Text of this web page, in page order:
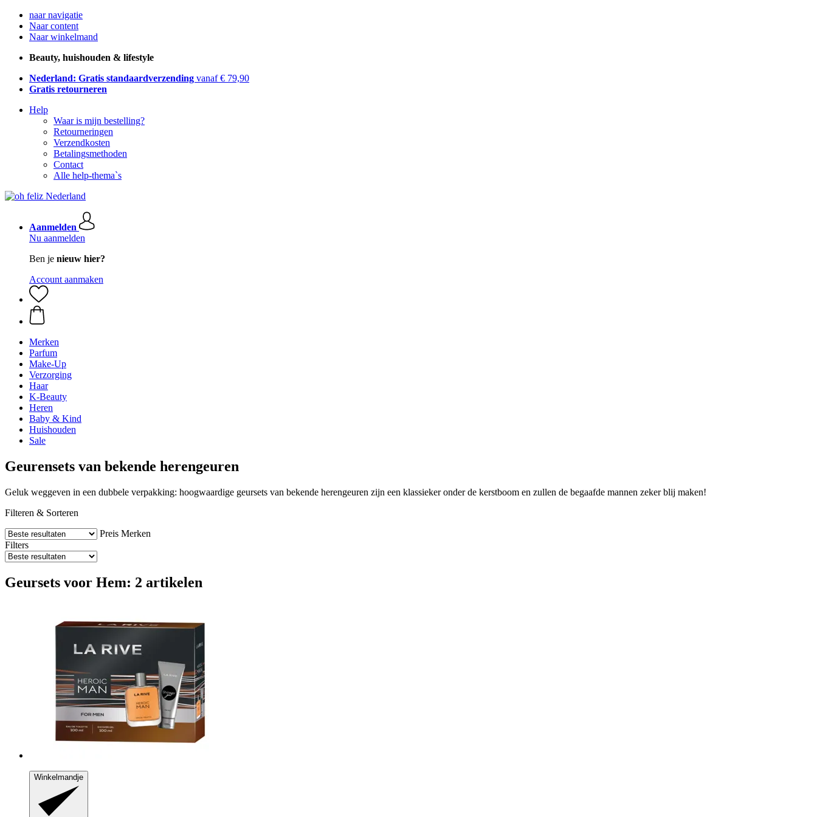
naar navigatie
Naar content
Naar winkelmand
Beauty, huishouden & lifestyle
Nederland: Gratis standaardverzending vanaf € 79,90
Gratis retourneren
Help
Waar is mijn bestelling?
Retourneringen
Verzendkosten
Betalingsmethoden
Contact
Alle help-thema`s
Aanmelden
Nu aanmelden
Ben je nieuw hier?
Account aanmaken
Merken
Parfum
Make-Up
Verzorging
Haar
K-Beauty
Heren
Baby & Kind
Huishouden
Sale
Geurensets van bekende herengeuren
Geluk weggeven in een dubbele verpakking: hoogwaardige geursets van bekende herengeuren zijn een klassieker onder de kerstboom en zullen de begaafde mannen zeker blij maken!
Filteren & Sorteren
Preis Merken
Filters
Geursets voor Hem: 2 artikelen
Winkelmandje